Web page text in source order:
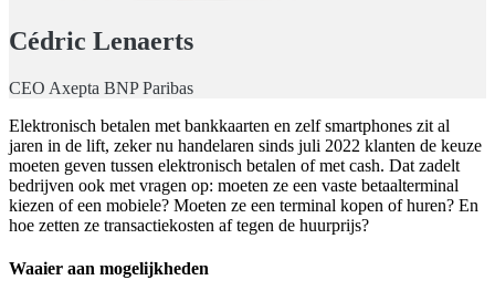
Cédric Lenaerts
CEO Axepta BNP Paribas
Elektronisch betalen met bankkaarten en zelf smartphones zit al
jaren in de lift, zeker nu handelaren sinds juli 2022 klanten de keuze
moeten geven tussen elektronisch betalen of met cash. Dat zadelt
bedrijven ook met vragen op: moeten ze een vaste betaalterminal
kiezen of een mobiele? Moeten ze een terminal kopen of huren? En
hoe zetten ze transactiekosten af tegen de huurprijs?
Waaier aan mogelijkheden